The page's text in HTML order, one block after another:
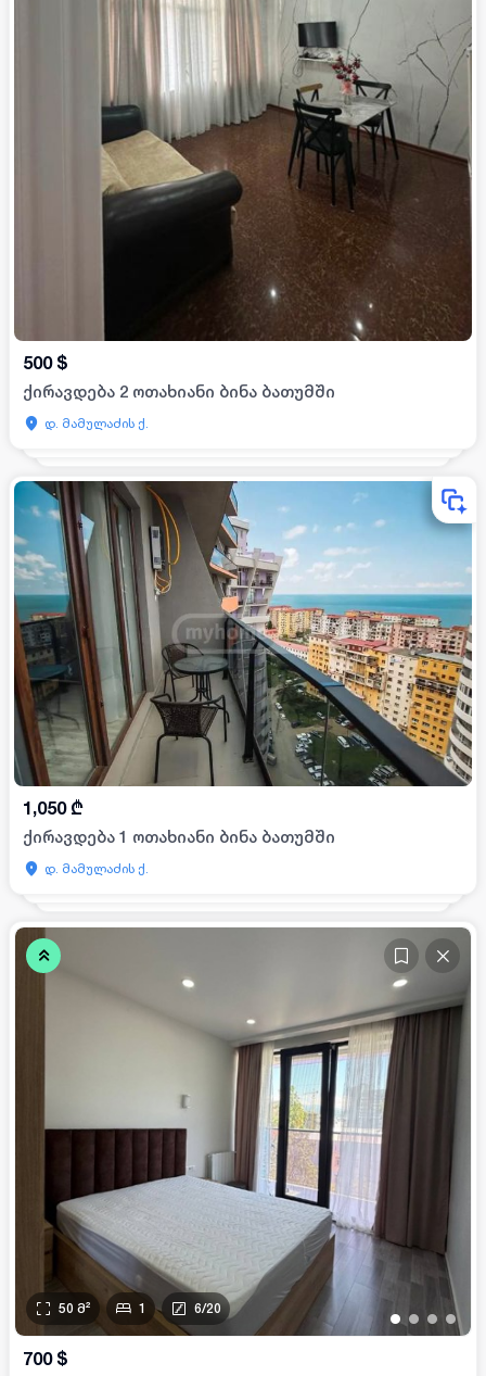
500 $
ქირავდება 2 ოთახიანი ბინა ბათუმში
დ. მამულაძის ქ.
1,050 ₾
ქირავდება 1 ოთახიანი ბინა ბათუმში
დ. მამულაძის ქ.
• • • •
50 მ² 1 6/20
700 $